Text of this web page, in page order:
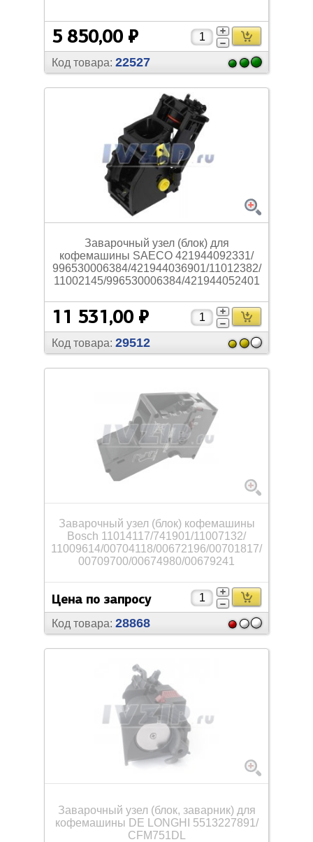
5 850,00 ₽
Код товара: 22527
Заварочный узел (блок) для
кофемашины SAECO 421944092331/
996530006384/421944036901/11012382/
11002145/996530006384/421944052401
11 531,00 ₽
Код товара: 29512
Заварочный узел (блок) кофемашины
Bosch 11014117/741901/11007132/
11009614/00704118/00672196/00701817/
00709700/00674980/00679241
Цена по запросу
Код товара: 28868
Заварочный узел (блок, заварник) для
кофемашины DE LONGHI 5513227891/
CFM751DL